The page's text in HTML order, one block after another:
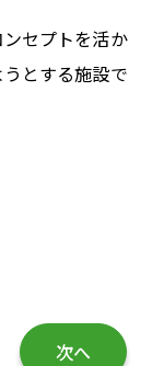
セプトを活か
とする施設で
次へ